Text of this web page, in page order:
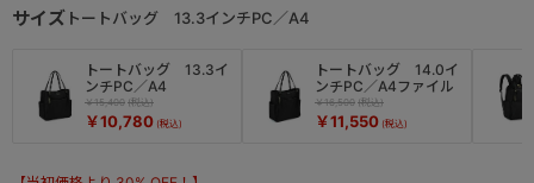
サイズ トートバッグ 13.3インチPC／A4
トートバッグ 13.3イ
ンチPC／A4
￥15,400
￥10,780
トートバッグ 14.0イ
ンチPC／A4ファイル
￥16,500
￥11,550